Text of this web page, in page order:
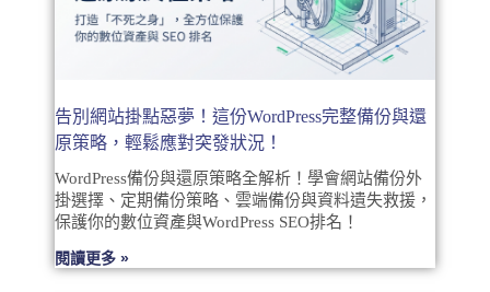
告別網站掛點惡夢！這份WordPress完整備份與還
原策略，輕鬆應對突發狀況！
WordPress備份與還原策略全解析！學會網站備份外
掛選擇、定期備份策略、雲端備份與資料遺失救援，
保護你的數位資產與WordPress SEO排名！
閱讀更多 »